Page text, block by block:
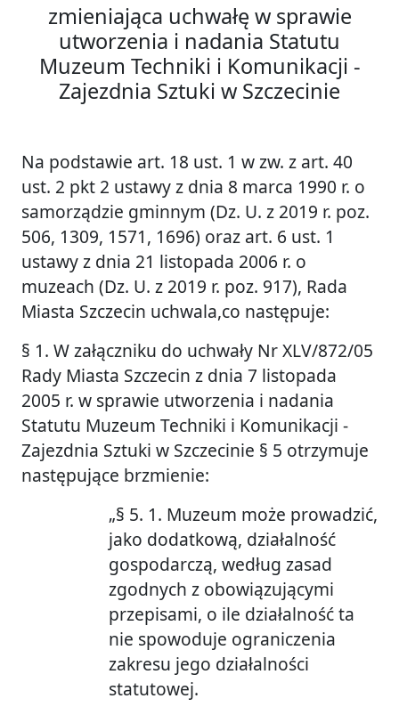
zmieniająca uchwałę w sprawie
utworzenia i nadania Statutu
Muzeum Techniki i Komunikacji -
Zajezdnia Sztuki w Szczecinie
Na podstawie art. 18 ust. 1 w zw. z art. 40
ust. 2 pkt 2 ustawy z dnia 8 marca 1990 r. o
samorządzie gminnym (Dz. U. z 2019 r. poz.
506, 1309, 1571, 1696) oraz art. 6 ust. 1
ustawy z dnia 21 listopada 2006 r. o
muzeach (Dz. U. z 2019 r. poz. 917), Rada
Miasta Szczecin uchwala,co następuje:
§ 1. W załączniku do uchwały Nr XLV/872/05
Rady Miasta Szczecin z dnia 7 listopada
2005 r. w sprawie utworzenia i nadania
Statutu Muzeum Techniki i Komunikacji -
Zajezdnia Sztuki w Szczecinie § 5 otrzymuje
następujące brzmienie:
„§ 5. 1. Muzeum może prowadzić,
jako dodatkową, działalność
gospodarczą, według zasad
zgodnych z obowiązującymi
przepisami, o ile działalność ta
nie spowoduje ograniczenia
zakresu jego działalności
statutowej.